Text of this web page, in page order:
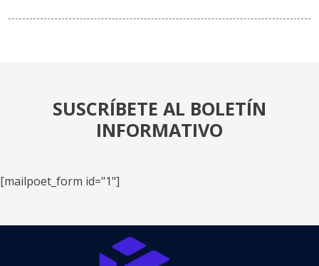
SUSCRÍBETE AL BOLETÍN
INFORMATIVO
[mailpoet_form id="1"]